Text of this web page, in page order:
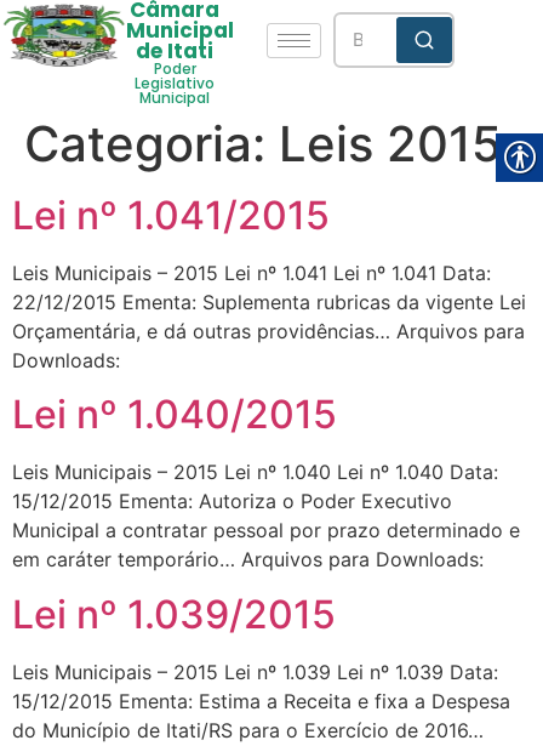
Câmara
Municipal
de Itati
Poder
Legislativo
Municipal
Categoria: Leis 2015
Lei nº 1.041/2015
Leis Municipais – 2015 Lei nº 1.041 Lei nº 1.041 Data:
22/12/2015 Ementa: Suplementa rubricas da vigente Lei
Orçamentária, e dá outras providências… Arquivos para
Downloads:
Lei nº 1.040/2015
Leis Municipais – 2015 Lei nº 1.040 Lei nº 1.040 Data:
15/12/2015 Ementa: Autoriza o Poder Executivo
Municipal a contratar pessoal por prazo determinado e
em caráter temporário… Arquivos para Downloads:
Lei nº 1.039/2015
Leis Municipais – 2015 Lei nº 1.039 Lei nº 1.039 Data:
15/12/2015 Ementa: Estima a Receita e fixa a Despesa
do Município de Itati/RS para o Exercício de 2016…